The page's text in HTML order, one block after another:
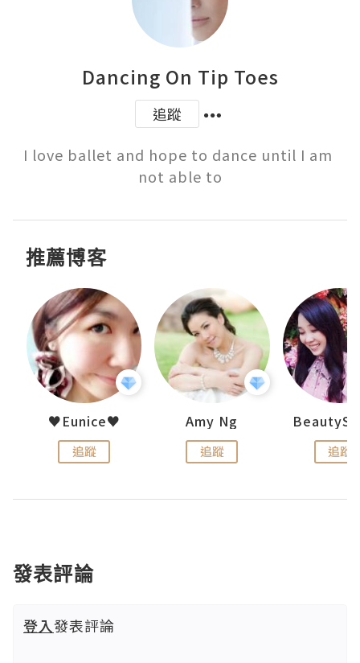
Dancing On Tip Toes
追蹤
I love ballet and hope to dance until I am
not able to
推薦博客
♥Eunice♥
追蹤
Amy Ng
追蹤 追蹤
發表評論
登入發表評論